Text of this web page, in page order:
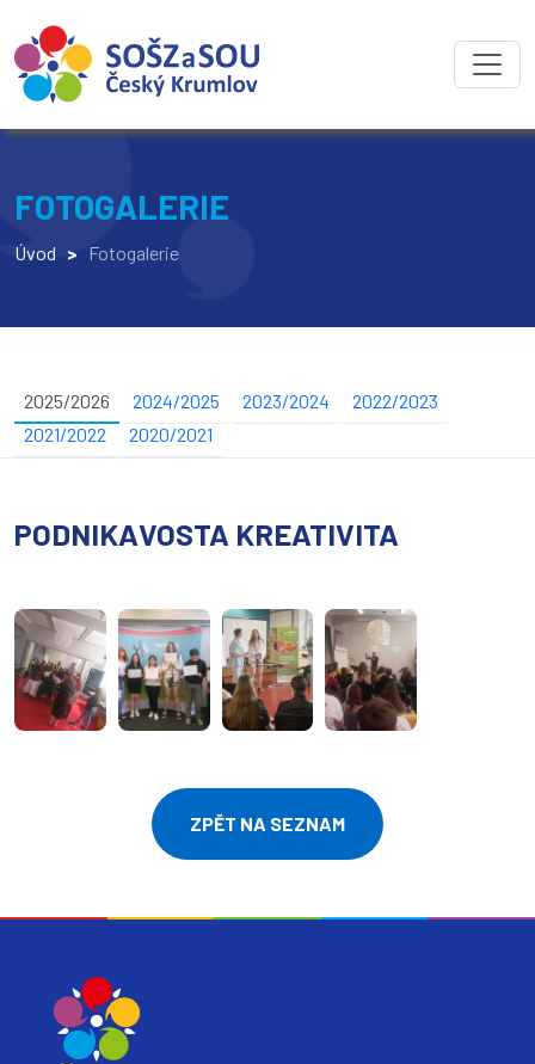
FOTOGALERIE
Úvod > Fotogalerie
2025/2026 2024/2025 2023/2024
2022/2023
2021/2022
2020/2021
PODNIKAVOSTA KREATIVITA
ZPĚT NA SEZNAM